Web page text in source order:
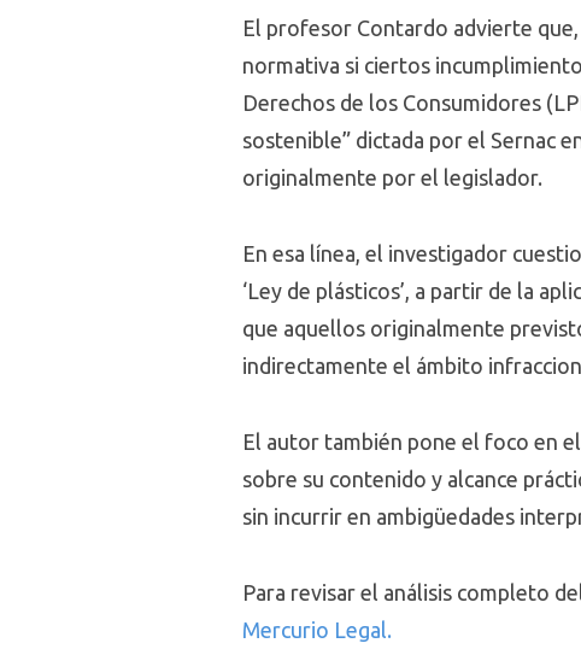
El profesor Contardo advierte
normativa si ciertos
Derechos de los Consumidores
sostenible” dictada por el Sernac
originalmente por el legislador.
En esa línea, el investigador
‘Ley de plásticos’, a partir de la
que aquellos originalmente
indirectamente el ámbito
El autor también pone el foco en
sobre su contenido y alcance
sin incurrir en ambigüedades
Para revisar el análisis completo
Mercurio Legal.